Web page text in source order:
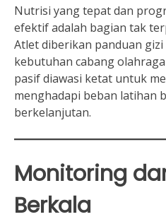
Nutrisi yang tepat dan
efektif adalah bagian tak
Atlet diberikan panduan gizi
kebutuhan cabang
pasif diawasi ketat untuk
menghadapi beban latihan
berkelanjutan.
Monitoring
Berkala